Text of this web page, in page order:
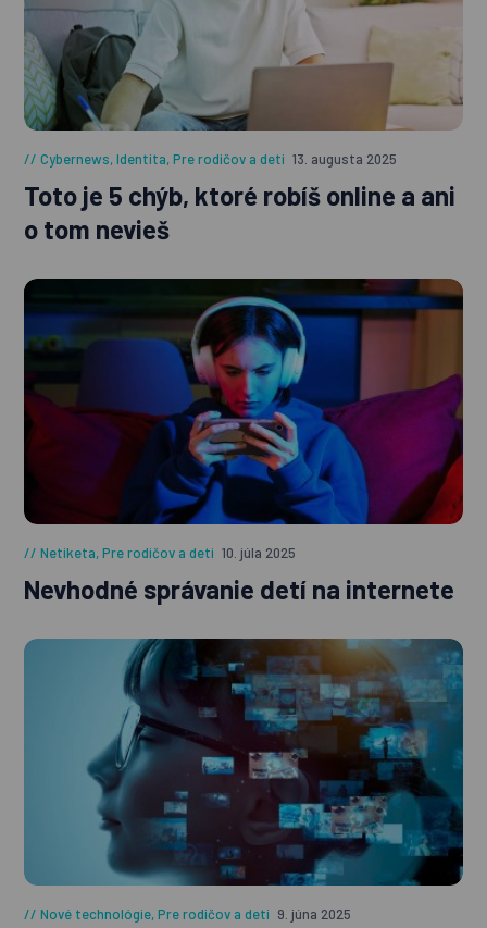
Cybernews,Identita,Pre rodičov a deti 13. augusta 2025
Toto je 5 chýb, ktoré robíš online a ani
o tom nevieš
Netiketa,Pre rodičov a deti 10. júla 2025
Nevhodné správanie detí na internete
Nové technológie,Pre rodičov a deti 9. júna 2025